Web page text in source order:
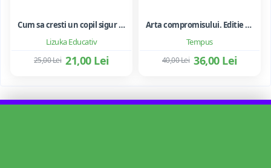
Lizuka Educativ
Cum sa cresti un copil sigur de sine ... si sa-i consolidezi autostima
21,00 Lei
25,00 Lei
Tempus
Arta compromisului. Editie ne varietur - Ileana Vulpescu
36,00 Lei
40,00 Lei